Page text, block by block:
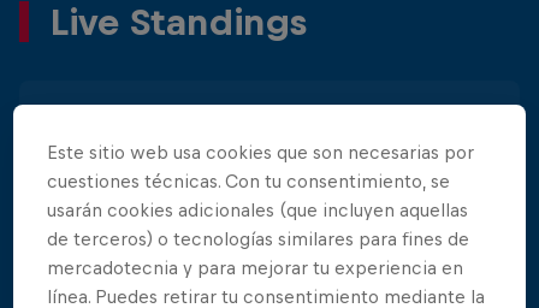
Live Standings
1
Aidan Heslop
Puntos de la Parada:475.8
Este sitio web usa cookies que son necesarias por
cuestiones técnicas. Con tu consentimiento, se
usarán cookies adicionales (que incluyen aquellas
de terceros) o tecnologías similares para fines de
mercadotecnia y para mejorar tu experiencia en
línea. Puedes retirar tu consentimiento mediante la